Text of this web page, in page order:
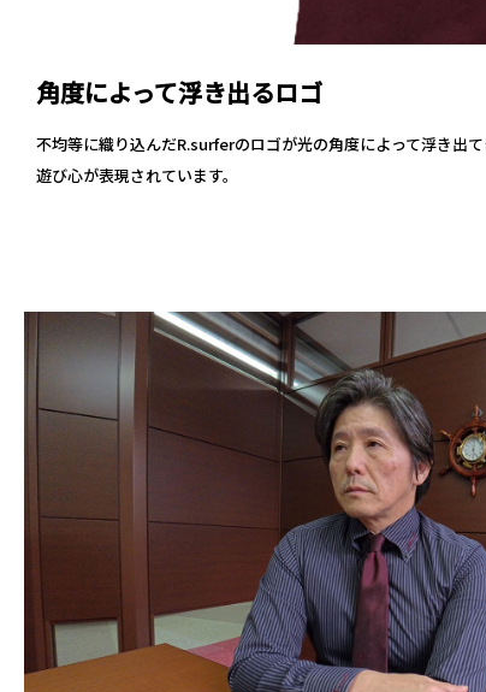
角度によって浮き出るロゴ
不均等に織り込んだR.surferのロゴが光の角度によって浮き出
遊び心が表現されています。